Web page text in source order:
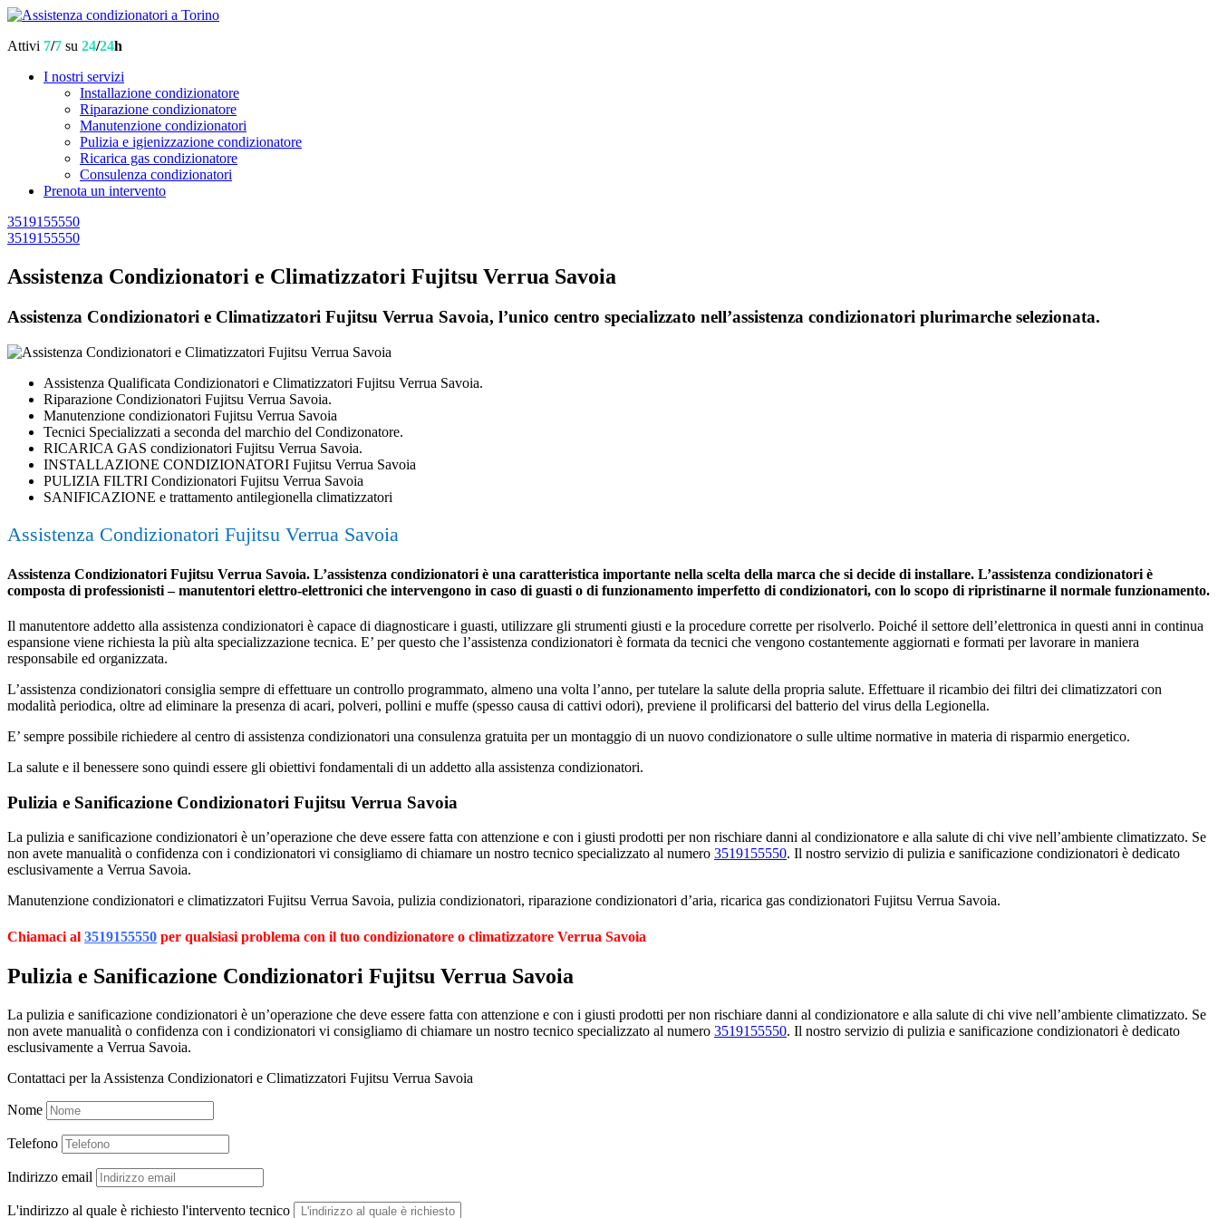
Attivi 7/7 su 24/24h
I nostri servizi
Installazione condizionatore
Riparazione condizionatore
Manutenzione condizionatori
Pulizia e igienizzazione condizionatore
Ricarica gas condizionatore
Consulenza condizionatori
Prenota un intervento
3519155550
3519155550
Assistenza Condizionatori e Climatizzatori Fujitsu Verrua Savoia
Assistenza Condizionatori e Climatizzatori Fujitsu Verrua Savoia, l’unico centro specializzato nell’assistenza condizionatori plurimarche selezionata.
Assistenza Qualificata Condizionatori e Climatizzatori Fujitsu Verrua Savoia.
Riparazione Condizionatori Fujitsu Verrua Savoia.
Manutenzione condizionatori Fujitsu Verrua Savoia
Tecnici Specializzati a seconda del marchio del Condizonatore.
RICARICA GAS condizionatori Fujitsu Verrua Savoia.
INSTALLAZIONE CONDIZIONATORI Fujitsu Verrua Savoia
PULIZIA FILTRI Condizionatori Fujitsu Verrua Savoia
SANIFICAZIONE e trattamento antilegionella climatizzatori
Assistenza Condizionatori Fujitsu Verrua Savoia
Assistenza Condizionatori Fujitsu Verrua Savoia. L’assistenza condizionatori è una caratteristica importante nella scelta della marca che si decide di installare. L’assistenza condizionatori è
composta di professionisti – manutentori elettro-elettronici che intervengono in caso di guasti o di funzionamento imperfetto di condizionatori, con lo scopo di ripristinarne il normale funzionamento.
Il manutentore addetto alla assistenza condizionatori è capace di diagnosticare i guasti, utilizzare gli strumenti giusti e la procedure corrette per risolverlo. Poiché il settore dell’elettronica in questi anni in continua
espansione viene richiesta la più alta specializzazione tecnica. E’ per questo che l’assistenza condizionatori è formata da tecnici che vengono costantemente aggiornati e formati per lavorare in maniera
responsabile ed organizzata.
L’assistenza condizionatori consiglia sempre di effettuare un controllo programmato, almeno una volta l’anno, per tutelare la salute della propria salute. Effettuare il ricambio dei filtri dei climatizzatori con
modalità periodica, oltre ad eliminare la presenza di acari, polveri, pollini e muffe (spesso causa di cattivi odori), previene il prolificarsi del batterio del virus della Legionella.
E’ sempre possibile richiedere al centro di assistenza condizionatori una consulenza gratuita per un montaggio di un nuovo condizionatore o sulle ultime normative in materia di risparmio energetico.
La salute e il benessere sono quindi essere gli obiettivi fondamentali di un addetto alla assistenza condizionatori.
Pulizia e Sanificazione Condizionatori Fujitsu Verrua Savoia
La pulizia e sanificazione condizionatori è un’operazione che deve essere fatta con attenzione e con i giusti prodotti per non rischiare danni al condizionatore e alla salute di chi vive nell’ambiente climatizzato. Se
non avete manualità o confidenza con i condizionatori vi consigliamo di chiamare un nostro tecnico specializzato al numero 3519155550. Il nostro servizio di pulizia e sanificazione condizionatori è dedicato
esclusivamente a Verrua Savoia.
Manutenzione condizionatori e climatizzatori Fujitsu Verrua Savoia, pulizia condizionatori, riparazione condizionatori d’aria, ricarica gas condizionatori Fujitsu Verrua Savoia.
Chiamaci al 3519155550 per qualsiasi problema con il tuo condizionatore o climatizzatore Verrua Savoia
Pulizia e Sanificazione Condizionatori Fujitsu Verrua Savoia
La pulizia e sanificazione condizionatori è un’operazione che deve essere fatta con attenzione e con i giusti prodotti per non rischiare danni al condizionatore e alla salute di chi vive nell’ambiente climatizzato. Se
non avete manualità o confidenza con i condizionatori vi consigliamo di chiamare un nostro tecnico specializzato al numero 3519155550. Il nostro servizio di pulizia e sanificazione condizionatori è dedicato
esclusivamente a Verrua Savoia.
Contattaci per la Assistenza Condizionatori e Climatizzatori Fujitsu Verrua Savoia
Nome
Telefono
Indirizzo email
L'indirizzo al quale è richiesto l'intervento tecnico